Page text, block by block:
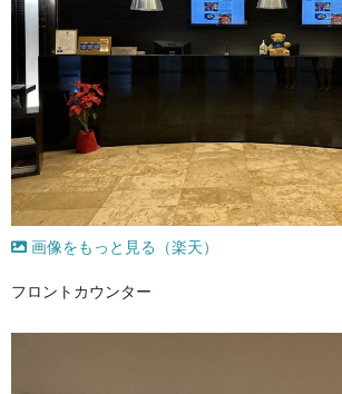
画像をもっと見る（楽天）
フロントカウンター